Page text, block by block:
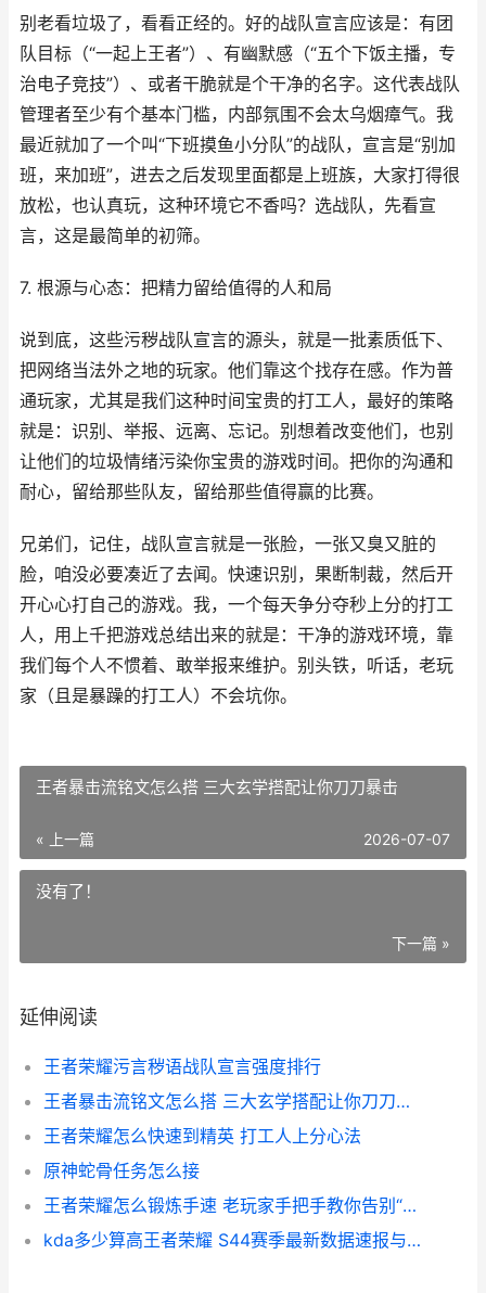
别老看垃圾了，看看正经的。好的战队宣言应该是：有团
队目标（“一起上王者”）、有幽默感（“五个下饭主播，专
治电子竞技”）、或者干脆就是个干净的名字。这代表战队
管理者至少有个基本门槛，内部氛围不会太乌烟瘴气。我
最近就加了一个叫“下班摸鱼小分队”的战队，宣言是“别加
班，来加班”，进去之后发现里面都是上班族，大家打得很
放松，也认真玩，这种环境它不香吗？选战队，先看宣
言，这是最简单的初筛。
7. 根源与心态：把精力留给值得的人和局
说到底，这些污秽战队宣言的源头，就是一批素质低下、
把网络当法外之地的玩家。他们靠这个找存在感。作为普
通玩家，尤其是我们这种时间宝贵的打工人，最好的策略
就是：识别、举报、远离、忘记。别想着改变他们，也别
让他们的垃圾情绪污染你宝贵的游戏时间。把你的沟通和
耐心，留给那些队友，留给那些值得赢的比赛。
兄弟们，记住，战队宣言就是一张脸，一张又臭又脏的
脸，咱没必要凑近了去闻。快速识别，果断制裁，然后开
开心心打自己的游戏。我，一个每天争分夺秒上分的打工
人，用上千把游戏总结出来的就是：干净的游戏环境，靠
我们每个人不惯着、敢举报来维护。别头铁，听话，老玩
家（且是暴躁的打工人）不会坑你。
王者暴击流铭文怎么搭 三大玄学搭配让你刀刀暴击
« 上一篇 2026-07-07
没有了！
下一篇 »
延伸阅读
王者荣耀污言秽语战队宣言强度排行
王者暴击流铭文怎么搭 三大玄学搭配让你刀刀暴击
王者荣耀怎么快速到精英 打工人上分心法
原神蛇骨任务怎么接
王者荣耀怎么锻炼手速 老玩家手把手教你告别“老年手”
kda多少算高王者荣耀 S44赛季最新数据速报与实战判断